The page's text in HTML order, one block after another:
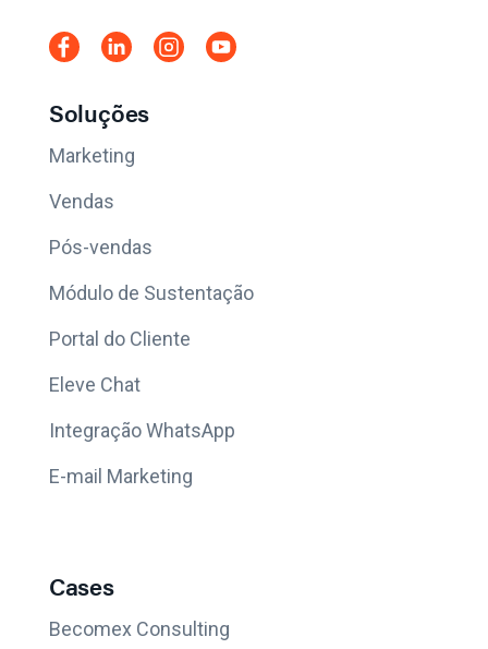
Soluções
Marketing
Vendas
Pós-vendas
Módulo de Sustentação
Portal do Cliente
Eleve Chat
Integração WhatsApp
E-mail Marketing
Cases
Becomex Consulting